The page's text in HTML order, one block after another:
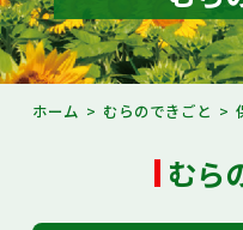
むらのプロフィール
くらしの情報
ホーム むらのできごと
むら